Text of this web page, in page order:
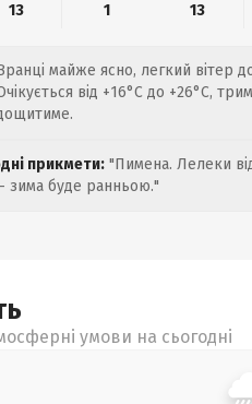
13 1 13
майже ясно, легкий вітер
від +16°C до +26°C,
прикмети: "Пимена. Лелеки
зима буде ранньою."
умови на сьогодні